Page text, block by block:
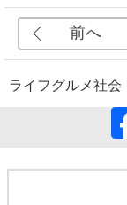
前へ
ライフグルメ社会